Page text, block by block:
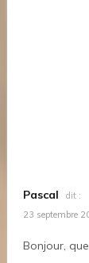
Pascal
dit :
23 septembre
Bonjour,